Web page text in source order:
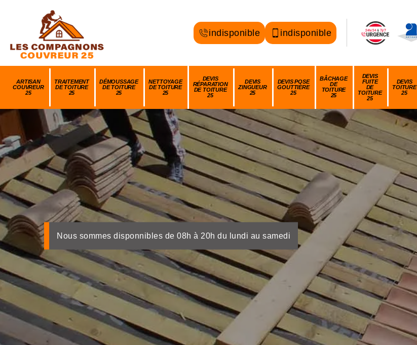
indisponible indisponible
ARTISAN
COUVREUR
25
TRAITEMENT
DE TOITURE
25
DÉMOUSSAGE
DE TOITURE
25
NETTOYAGE
DE TOITURE
25
DEVIS
RÉPARATION
DE TOITURE
25
DEVIS
ZINGUEUR
25
DEVIS POSE
GOUTTIÈRE
25
BÂCHAGE
DE
TOITURE
25
DEVIS
FUITE
DE
TOITURE
25
DEVIS
TOITURE
25
Nous sommes disponnibles de 08h à 20h du lundi au samedi